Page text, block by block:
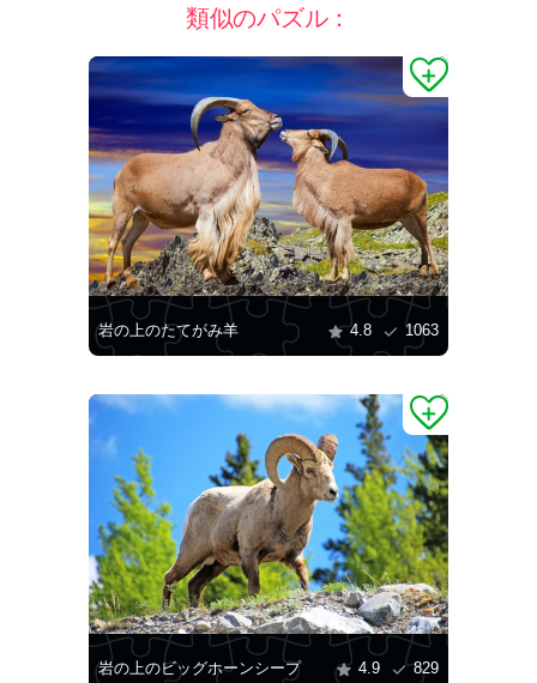
類似のパズル：
岩の上のたてがみ羊 4.8 1063
岩の上のビッグホーンシープ 4.9 829